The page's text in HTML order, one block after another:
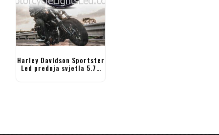
Harley Davidson Sportster
Led prednja svjetla 5.75